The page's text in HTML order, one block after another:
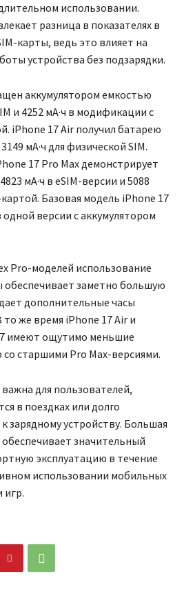
использовании.
разница в показателях в
карты, ведь это влияет на
устройства без подзарядки.
аккумулятором емкостью
и 4252 мА·ч в модификации с
iPhone 17 Air получил батарею
мА·ч для физической SIM.
17 Pro Max демонстрирует
мА·ч в eSIM-версии и 5088
Базовая модель iPhone 17
одной версии с аккумулятором
Pro-моделей использование
обеспечивает заметно большую
дополнительные часы
же время iPhone 17 Air и
имеют ощутимо меньшие
старшими Pro Max-версиями.
для пользователей,
в поездках или долго
зарядному устройству. Большая
значительный
эксплуатацию в течение
использовании мобильных
игр.